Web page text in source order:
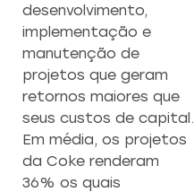
desenvolvimento,
implementação e
manutenção de
projetos que geram
retornos maiores que
seus custos de capital.
Em média, os projetos
da Coke renderam
36% os quais